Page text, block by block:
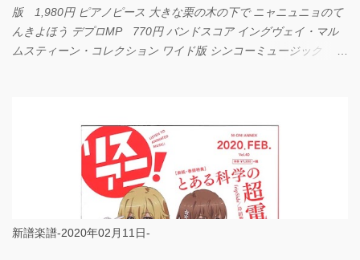
版 1,980円 ピアノピース 大きな栗の木の下で ニャニュニョのて
んきよほう デプロMP 770円 バンドスコア イングヴェイ・マル
ムスティーン・コレクション ワイド版 シンコーミュージック
新譜楽譜-2020年02月11日-